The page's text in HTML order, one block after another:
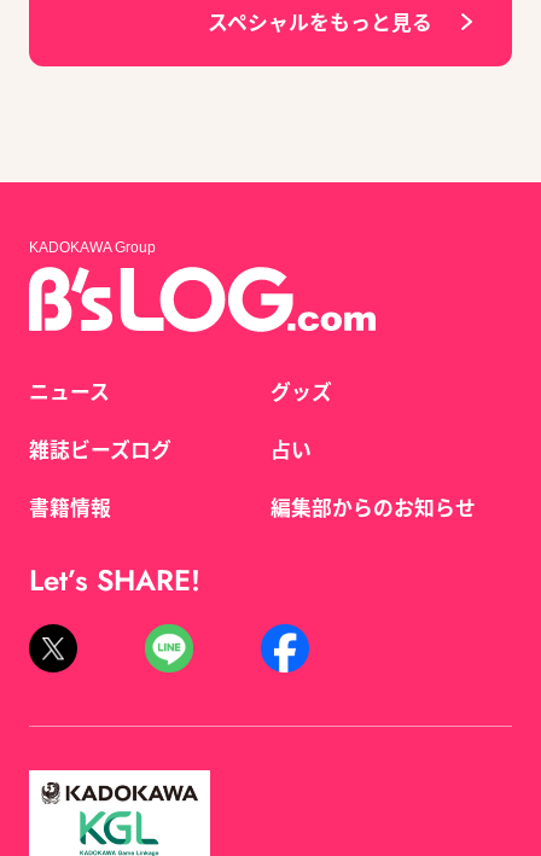
スペシャルをもっと見る
KADOKAWA Group
ニュース
雑誌ビーズログ
書籍情報
グッズ
占い
編集部からのお知らせ
Let’s SHARE!